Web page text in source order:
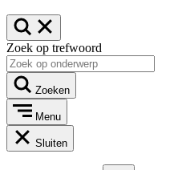
Zoek op trefwoord
Zoeken
Menu
Sluiten